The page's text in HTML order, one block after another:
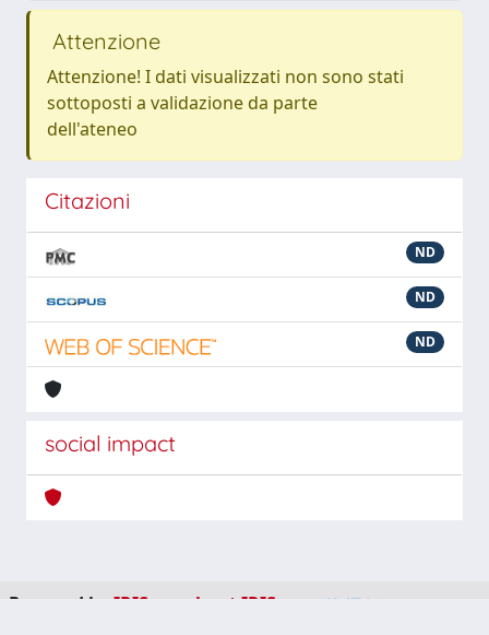
Attenzione
Attenzione! I dati visualizzati non sono stati
sottoposti a validazione da parte
dell'ateneo
Citazioni
ND
ND
ND
social impact
Powered by IRIS about IRIS